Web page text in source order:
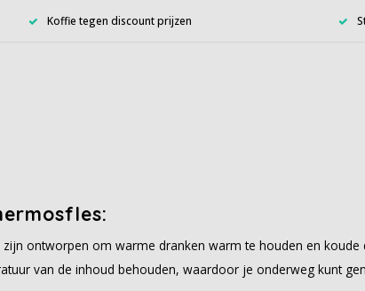
Koffie tegen discount prijzen
ontworpen om warme dranken warm te houden en
van de inhoud behouden, waardoor je onderweg kunt